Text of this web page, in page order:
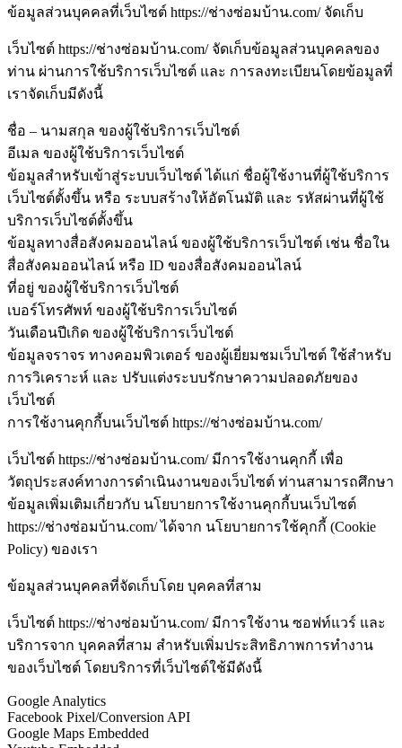
ข้อมูลส่วนบุคคลที่เว็บไซต์ https://ช่างซ่อมบ้าน.com/ จัดเก็บ
เว็บไซต์ https://ช่างซ่อมบ้าน.com/ จัดเก็บข้อมูลส่วนบุคคลของ
ท่าน ผ่านการใช้บริการเว็บไซต์ และ การลงทะเบียนโดยข้อมูลที่
เราจัดเก็บมีดังนี้
ชื่อ – นามสกุล ของผู้ใช้บริการเว็บไซต์
อีเมล ของผู้ใช้บริการเว็บไซต์
ข้อมูลสำหรับเข้าสู่ระบบเว็บไซต์ ได้แก่ ชื่อผู้ใช้งานที่ผู้ใช้บริการ
เว็บไซต์ตั้งขึ้น หรือ ระบบสร้างให้อัตโนมัติ และ รหัสผ่านที่ผู้ใช้
บริการเว็บไซต์ตั้งขึ้น
ข้อมูลทางสื่อสังคมออนไลน์ ของผู้ใช้บริการเว็บไซต์ เช่น ชื่อใน
สื่อสังคมออนไลน์ หรือ ID ของสื่อสังคมออนไลน์
ที่อยู่ ของผู้ใช้บริการเว็บไซต์
เบอร์โทรศัพท์ ของผู้ใช้บริการเว็บไซต์
วันเดือนปีเกิด ของผู้ใช้บริการเว็บไซต์
ข้อมูลจราจร ทางคอมพิวเตอร์ ของผู้เยี่ยมชมเว็บไซต์ ใช้สำหรับ
การวิเคราะห์ และ ปรับแต่งระบบรักษาความปลอดภัยของ
เว็บไซต์
การใช้งานคุกกี้บนเว็บไซต์ https://ช่างซ่อมบ้าน.com/
เว็บไซต์ https://ช่างซ่อมบ้าน.com/ มีการใช้งานคุกกี้ เพื่อ
วัตถุประสงค์ทางการดำเนินงานของเว็บไซต์ ท่านสามารถศึกษา
ข้อมูลเพิ่มเติมเกี่ยวกับ นโยบายการใช้งานคุกกี้บนเว็บไซต์
https://ช่างซ่อมบ้าน.com/ ได้จาก นโยบายการใช้คุกกี้ (Cookie
Policy) ของเรา
ข้อมูลส่วนบุคคลที่จัดเก็บโดย บุคคลที่สาม
เว็บไซต์ https://ช่างซ่อมบ้าน.com/ มีการใช้งาน ซอฟท์แวร์ และ
บริการจาก บุคคลที่สาม สำหรับเพิ่มประสิทธิภาพการทำงาน
ของเว็บไซต์ โดยบริการที่เว็บไซต์ใช้มีดังนี้
Google Analytics
Facebook Pixel/Conversion API
Google Maps Embedded